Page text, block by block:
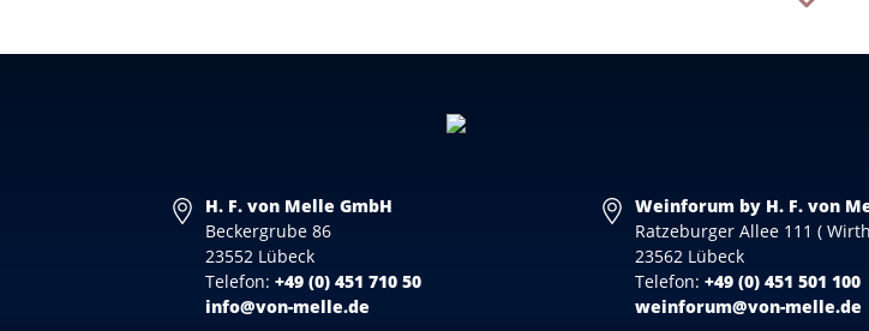
H. F. von Melle GmbH
Beckergrube 86
23552 Lübeck
Telefon:+49 (0) 451 710 50
info@von-melle.de
Weinforum by H. F. von
Ratzeburger Allee 111 (
23562 Lübeck
Telefon: +49 (0) 451 501 100
weinforum@von-melle.de